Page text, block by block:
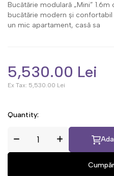
Bucătărie modulară „Mini”
bucătărie modern și
un mic apartament, casă sa
5,530.00 Lei
Ex Tax: 5,530.00 Lei
Quantity: